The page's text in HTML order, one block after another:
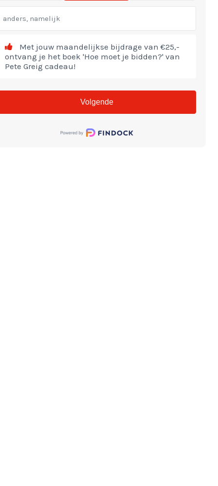
Met jouw maandelijkse bijdrage van €25,-
ontvang je het boek 'Hoe moet je bidden?' van
Pete Greig cadeau!